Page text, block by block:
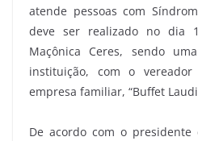
atende pessoas com
deve ser realizado no dia
Maçônica Ceres, sendo
instituição, com o
empresa familiar, “Buffet
De acordo com o presidente